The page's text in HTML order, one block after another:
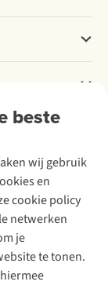
beste
wij gebruik
en
cookie policy
netwerken
je
te tonen.